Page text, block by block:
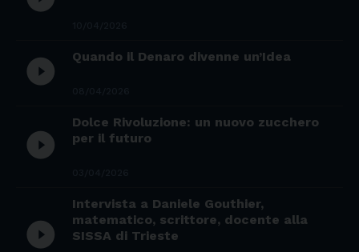
play_circle_filled Quando il Denaro divenne un’Idea
play_circle_filled
Dolce Rivoluzione: un nuovo zucchero
per il futuro
play_circle_filled
Intervista a Daniele Gouthier,
matematico, scrittore, docente alla
SISSA di Trieste